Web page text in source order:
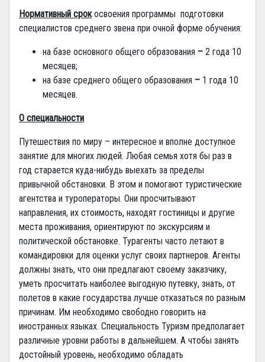
Нормативный срокосвоения программы подготовки
специалистов среднего звена при очной форме обучения:
на базе основного общего образования – 2 года 10
месяцев;
на базе среднего общего образования – 1 года 10
месяцев.
О специальности
Путешествия по миру – интересное и вполне доступное
занятие для многих людей. Любая семья хотя бы раз в
год старается куда-нибудь выехать за пределы
привычной обстановки. В этом и помогают туристические
агентства и туроператоры. Они просчитывают
направления, их стоимость, находят гостиницы и другие
места проживания, ориентируют по экскурсиям и
политической обстановке. Турагенты часто летают в
командировки для оценки услуг своих партнеров. Агенты
должны знать, что они предлагают своему заказчику,
уметь просчитать наиболее выгодную путевку, знать, от
полетов в какие государства лучше отказаться по разным
причинам. Им необходимо свободно говорить на
иностранных языках. Специальность Туризм предполагает
различные уровни работы в дальнейшем. А чтобы занять
достойный уровень, необходимо обладать